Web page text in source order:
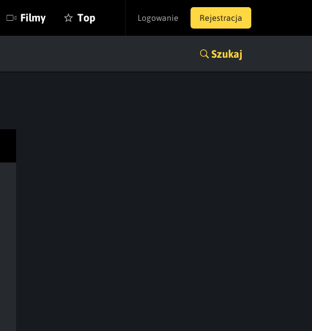
Logowanie Rejestracja
Filmy Top
Szukaj